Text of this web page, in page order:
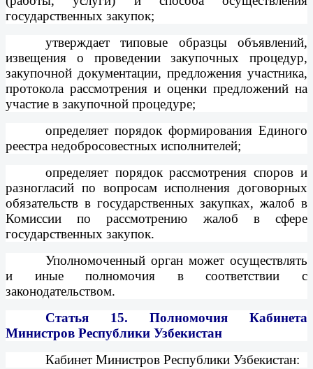
государственных закупок;
утверждает типовые образцы объявлений,
извещения о проведении закупочных процедур,
закупочной документации, предложения участника,
протокола рассмотрения и оценки предложений на
участие в закупочной процедуре;
определяет порядок формирования Единого
реестра недобросовестных исполнителей;
определяет порядок рассмотрения споров и
разногласий по вопросам исполнения договорных
обязательств в государственных закупках, жалоб в
Комиссии по рассмотрению жалоб в сфере
государственных закупок.
Уполномоченный орган может осуществлять
и иные полномочия в соответствии с
законодательством.
Статья 15. Полномочия Кабинета
Министров Республики Узбекистан
Кабинет Министров Республики Узбекистан: